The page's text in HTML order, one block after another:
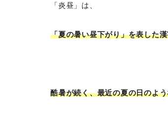
「炎昼」は、
「夏の暑い昼下がり」を表した
酷暑が続く、最近の夏の日のよ